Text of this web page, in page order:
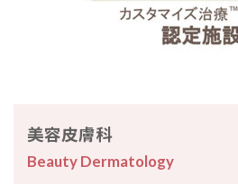
美容皮膚科
Beauty Dermatology